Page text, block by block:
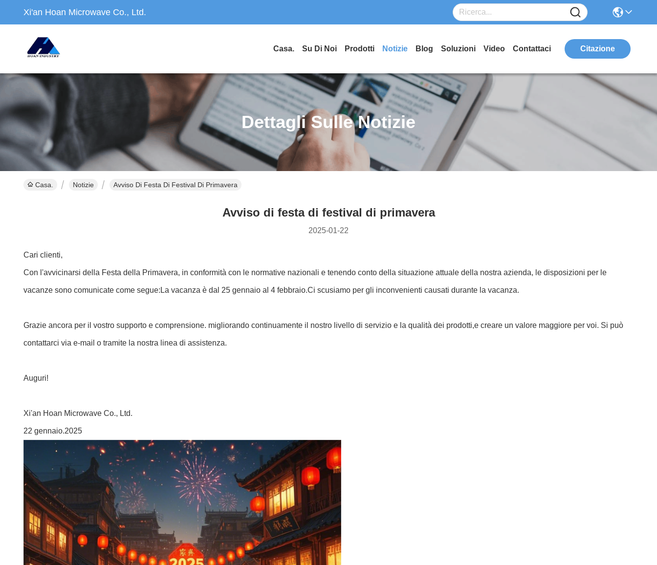
Xi'an Hoan Microwave Co., Ltd.
Casa. Su Di Noi Prodotti Notizie Blog Soluzioni Video Contattaci Citazione
Dettagli Sulle Notizie
Casa. Notizie Avviso Di Festa Di Festival Di Primavera
Avviso di festa di festival di primavera
2025-01-22
Cari clienti,
Con l'avvicinarsi della Festa della Primavera, in conformità con le normative nazionali e tenendo conto della situazione attuale della nostra azienda, le disposizioni per le
vacanze sono comunicate come segue:La vacanza è dal 25 gennaio al 4 febbraio.Ci scusiamo per gli inconvenienti causati durante la vacanza.
Grazie ancora per il vostro supporto e comprensione. migliorando continuamente il nostro livello di servizio e la qualità dei prodotti,e creare un valore maggiore per voi. Si può
contattarci via e-mail o tramite la nostra linea di assistenza.
Auguri!
Xi'an Hoan Microwave Co., Ltd.
22 gennaio.2025